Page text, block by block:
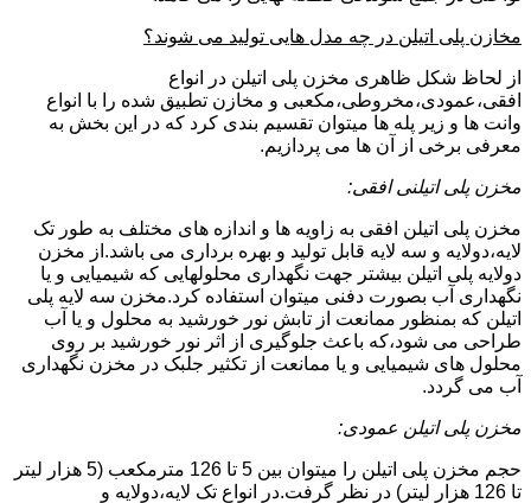
مخازن پلی اتیلن در چه مدل هایی تولید می شوند؟
از لحاظ شکل ظاهری مخزن پلی اتیلن در انواع
افقی،عمودی،مخروطی،مکعبی و مخازن تطبیق شده را با انواع
وانت ها و زیر پله ها میتوان تقسیم بندی کرد که در این بخش به
معرفی برخی از آن ها می پردازیم.
مخزن پلی اتیلنی افقی:
مخزن پلی اتیلن افقی به زاویه ها و اندازه های مختلف به طور تک
لایه،دولایه و سه لایه قابل تولید و بهره برداری می باشد.از مخزن
دولایه پلی اتیلن بیشتر جهت نگهداری محلولهایی که شیمیایی و یا
نگهداری آب بصورت دفنی میتوان استفاده کرد.مخزن سه لایه پلی
اتیلن که بمنظور ممانعت از تابش نور خورشید به محلول و یا آب
طراحی می شود،که باعث جلوگیری از اثر نور خورشید بر روی
محلول های شیمیایی و یا ممانعت از تکثیر جلبک در مخزن نگهداری
آب می گردد.
مخزن پلی اتیلن عمودی:
حجم مخزن پلی اتیلن را میتوان بین 5 تا 126 مترمکعب (5 هزار لیتر
تا 126 هزار لیتر) در نظر گرفت.در انواع تک لایه،دولایه و